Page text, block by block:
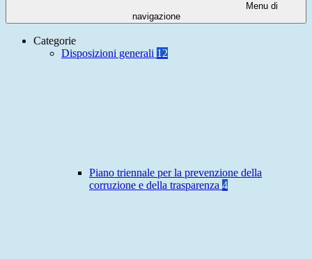
Menu di
navigazione
Categorie
Disposizioni generali 12
Piano triennale per la prevenzione della
corruzione e della trasparenza 4